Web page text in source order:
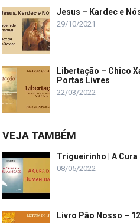
Jesus – Kardec e
29/10/2021
Libertação – Chico
Portas Livres
22/03/2022
VEJA TAMBÉM
Trigueirinho | A
08/05/2022
Livro Pão Nosso –